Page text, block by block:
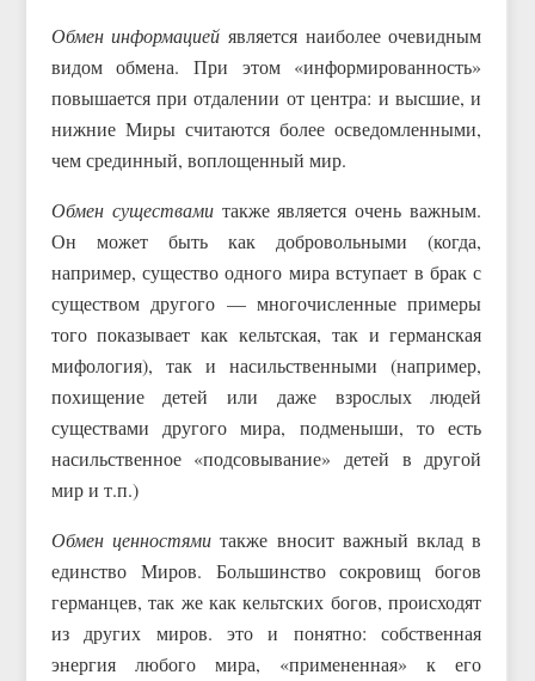
Обмен информацией является наиболее очевидным
видом обмена. При этом «информированность»
повышается при отдалении от центра: и высшие, и
нижние Миры считаются более осведомленными,
чем срединный, воплощенный мир.
Обмен существамитакже является очень важным.
Он может быть как добровольными (когда,
например, существо одного мира вступает в брак с
существом другого — многочисленные примеры
того показывает как кельтская, так и германская
мифология), так и насильственными (например,
похищение детей или даже взрослых людей
существами другого мира, подменыши, то есть
насильственное «подсовывание» детей в другой
мир и т.п.)
Обмен ценностямитакже вносит важный вклад в
единство Миров. Большинство сокровищ богов
германцев, так же как кельтских богов, происходят
из других миров. это и понятно: собственная
энергия любого мира, «примененная» к его